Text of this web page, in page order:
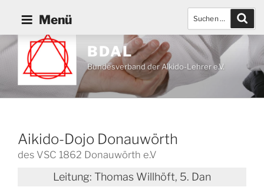
Inhalt
springen
BDAL
Bundesverband der Aikido-Lehrer e.V.
Menü
Aikido-Dojo Donauwörth
des VSC 1862 Donauwörth e.V
Leitung: Thomas Willhöft, 5. Dan